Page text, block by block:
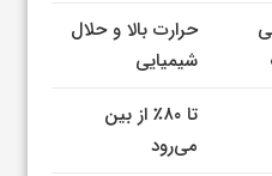
حرارت بالا و حلال
شیمیایی
تا ۸۰٪ از بین
می‌رود